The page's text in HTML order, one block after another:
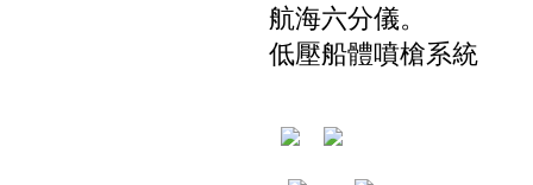
航海六分儀。
低壓船體噴槍系統